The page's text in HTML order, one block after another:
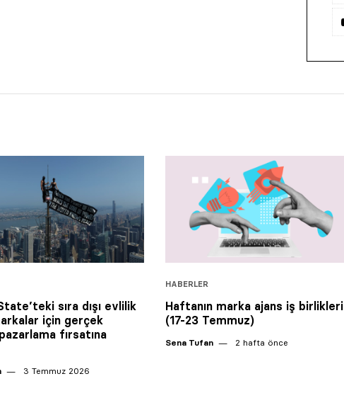
sıra dışı evlilik
için gerçek
fırsatına
3 Temmuz 2026
HABERLER
Haftanın marka ajans iş birlikleri
(17-23 Temmuz)
Sena Tufan 2 hafta önce